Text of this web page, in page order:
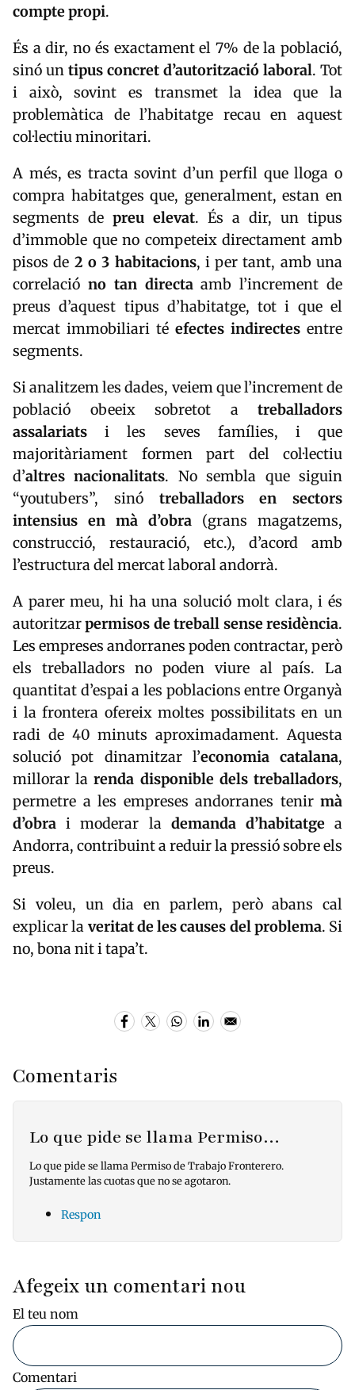
compte propi.
És a dir, no és exactament el 7% de la població,
sinó un tipus concret d’autorització laboral. Tot
i això, sovint es transmet la idea que la
problemàtica de l’habitatge recau en aquest
col·lectiu minoritari.
A més, es tracta sovint d’un perfil que lloga o
compra habitatges que, generalment, estan en
segments de preu elevat. És a dir, un tipus
d’immoble que no competeix directament amb
pisos de 2 o 3 habitacions, i per tant, amb una
correlació no tan directaamb l’increment de
preus d’aquest tipus d’habitatge, tot i que el
mercat immobiliari té efectes indirectes entre
segments.
Si analitzem les dades, veiem que l’increment de
població obeeix sobretot a treballadors
assalariats i les seves famílies, i que
majoritàriament formen part del col·lectiu
d’altres nacionalitats. No sembla que siguin
“youtubers”, sinó treballadors en sectors
intensius en mà d’obra (grans magatzems,
construcció, restauració, etc.), d’acord amb
l’estructura del mercat laboral andorrà.
A parer meu, hi ha una solució molt clara, i és
autoritzarpermisos de treball sense residència.
Les empreses andorranes poden contractar, però
els treballadors no poden viure al país. La
quantitat d’espai a les poblacions entre Organyà
i la frontera ofereix moltes possibilitats en un
radi de 40 minuts aproximadament. Aquesta
solució pot dinamitzar l’economia catalana,
millorar larenda disponible dels treballadors,
permetre a les empreses andorranes tenir mà
d’obra i moderar la demanda d’habitatgea
Andorra, contribuint a reduir la pressió sobre els
preus.
Si voleu, un dia en parlem, però abans cal
explicar la veritat de les causes del problema. Si
no, bona nit i tapa’t.
Comentaris
Lo que pide se llama Permiso…
Lo que pide se llama Permiso de Trabajo Fronterero.
Justamente las cuotas que no se agotaron.
Respon
Afegeix un comentari nou
El teu nom
Comentari